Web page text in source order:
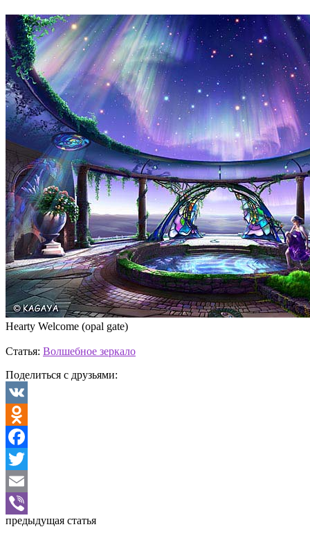
Hearty Welcome (opal gate)
Статья: Волшебное зеркало
Поделиться с друзьями:
VK
Odnoklassniki
Facebook
Twitter
Email
Viber
предыдущая статья